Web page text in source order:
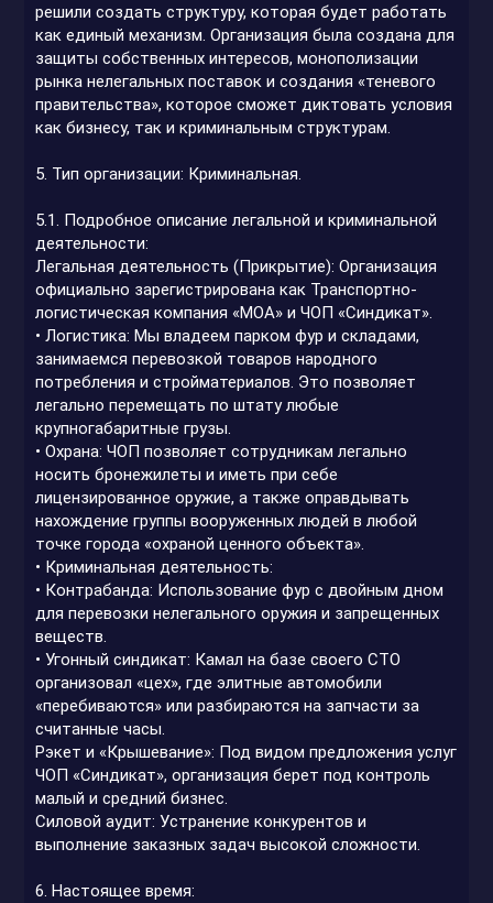
решили создать структуру, которая будет работать
как единый механизм. Организация была создана для
защиты собственных интересов, монополизации
рынка нелегальных поставок и создания «теневого
правительства», которое сможет диктовать условия
как бизнесу, так и криминальным структурам.
5. Тип организации: Криминальная.
5.1. Подробное описание легальной и криминальной
деятельности:
Легальная деятельность (Прикрытие): Организация
официально зарегистрирована как Транспортно-
логистическая компания «МОА» и ЧОП «Синдикат».
• Логистика: Мы владеем парком фур и складами,
занимаемся перевозкой товаров народного
потребления и стройматериалов. Это позволяет
легально перемещать по штату любые
крупногабаритные грузы.
• Охрана: ЧОП позволяет сотрудникам легально
носить бронежилеты и иметь при себе
лицензированное оружие, а также оправдывать
нахождение группы вооруженных людей в любой
точке города «охраной ценного объекта».
• Криминальная деятельность:
• Контрабанда: Использование фур с двойным дном
для перевозки нелегального оружия и запрещенных
веществ.
• Угонный синдикат: Камал на базе своего СТО
организовал «цех», где элитные автомобили
«перебиваются» или разбираются на запчасти за
считанные часы.
Рэкет и «Крышевание»: Под видом предложения услуг
ЧОП «Синдикат», организация берет под контроль
малый и средний бизнес.
Силовой аудит: Устранение конкурентов и
выполнение заказных задач высокой сложности.
6. Настоящее время: